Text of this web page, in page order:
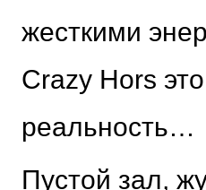
жесткими
Crazy Hors
реальность…
Пустой зал,